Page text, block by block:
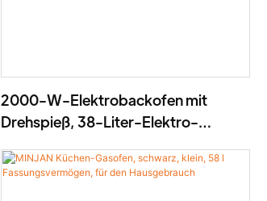
2000-W-Elektrobackofen mit
Drehspieß, 38-Liter-Elektro-